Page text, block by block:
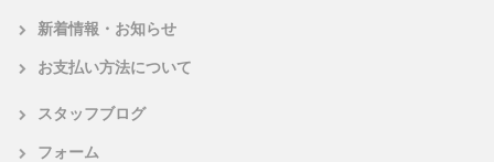
新着情報・お知らせ
お支払い方法について
スタッフブログ
フォーム